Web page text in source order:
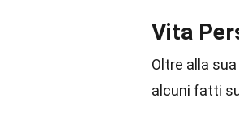
Vita
Oltre alla
alcuni fatti